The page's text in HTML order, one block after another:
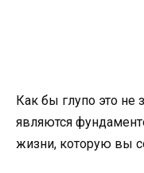
Как бы глупо это не
являются
жизни, которую вы